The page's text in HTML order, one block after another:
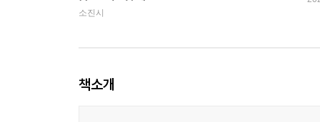
소진시
책소개